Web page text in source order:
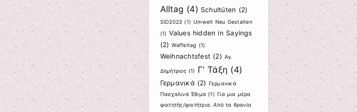
Alltag (4) Schultüten (2)
SID2023 (1) Umwelt Neu Gestalten
(1) Values hidden in Sayings
(2) Waffeltag (1)
Weihnachtsfest (2) Αγ.
Δημήτριος (1) Γ' Τάξη (4)
Γερμανικά (2)
Γερμανικά
Πασχαλινά Έθιμα (1) Για μια μέρα
φοιτητής/φοιτήτρια. Από τα θρανία